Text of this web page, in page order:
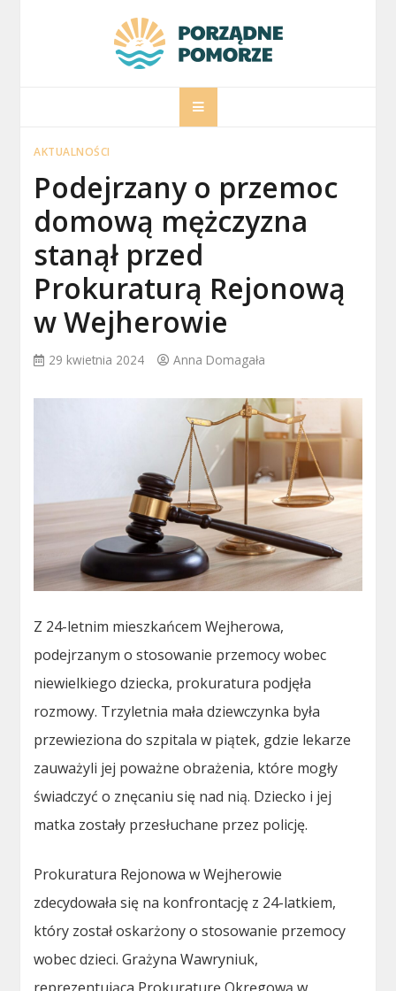
Informacje na temat Pomorza
AKTUALNOŚCI
Podejrzany o przemoc
domową mężczyzna
stanął przed
Prokuraturą Rejonową
w Wejherowie
29 kwietnia 2024 Anna Domagała
Z 24-letnim mieszkańcem Wejherowa,
podejrzanym o stosowanie przemocy wobec
niewielkiego dziecka, prokuratura podjęła
rozmowy. Trzyletnia mała dziewczynka była
przewieziona do szpitala w piątek, gdzie lekarze
zauważyli jej poważne obrażenia, które mogły
świadczyć o znęcaniu się nad nią. Dziecko i jej
matka zostały przesłuchane przez policję.
Prokuratura Rejonowa w Wejherowie
zdecydowała się na konfrontację z 24-latkiem,
który został oskarżony o stosowanie przemocy
wobec dzieci. Grażyna Wawryniuk,